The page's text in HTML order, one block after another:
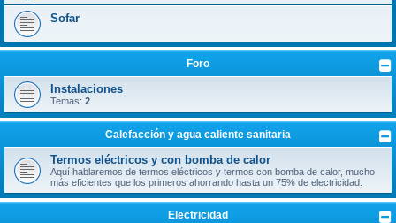
Sofar
Foro
Instalaciones
Temas: 2
Calefacción y agua caliente sanitaria
Termos eléctricos y con bomba de calor
Aquí hablaremos de termos eléctricos y termos con bomba de calor, mucho
más eficientes que los primeros ahorrando hasta un 75% de electricidad.
Electricidad